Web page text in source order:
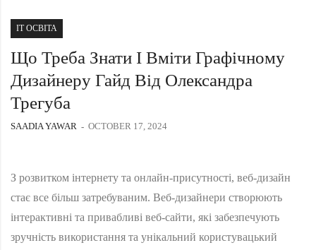
IT ОСВІТА
Що Треба Знати І Вміти Графічному
Дизайнеру Гайд Від Олександра
Трегуба
SAADIA YAWAR OCTOBER 17, 2024
З розвитком інтернету та онлайн-присутності, веб-дизайн
стає все більш затребуваним. Веб-дизайнери створюють
інтерактивні та привабливі веб-сайти, які забезпечують
зручність використання та унікальний користувацький